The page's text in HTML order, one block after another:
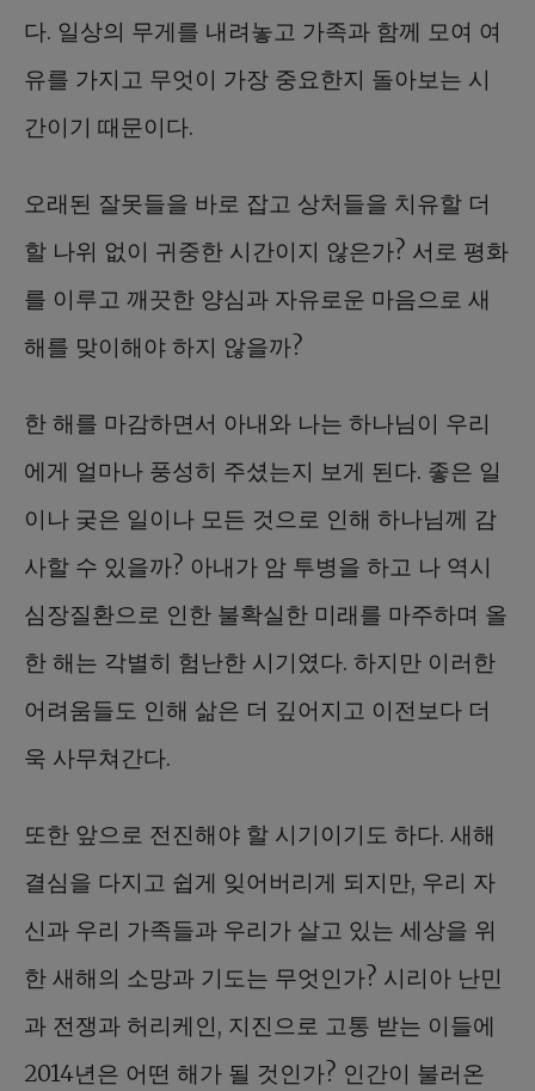
다. 일상의 무게를 내려놓고 가족과 함께 모여 여
유를 가지고 무엇이 가장 중요한지 돌아보는 시
간이기 때문이다.
오래된 잘못들을 바로 잡고 상처들을 치유할 더
할 나위 없이 귀중한 시간이지 않은가? 서로 평화
를 이루고 깨끗한 양심과 자유로운 마음으로 새
해를 맞이해야 하지 않을까?
한 해를 마감하면서 아내와 나는 하나님이 우리
에게 얼마나 풍성히 주셨는지 보게 된다. 좋은 일
이나 궂은 일이나 모든 것으로 인해 하나님께 감
사할 수 있을까? 아내가 암 투병을 하고 나 역시
심장질환으로 인한 불확실한 미래를 마주하며 올
한 해는 각별히 험난한 시기였다. 하지만 이러한
어려움들도 인해 삶은 더 깊어지고 이전보다 더
욱 사무쳐간다.
또한 앞으로 전진해야 할 시기이기도 하다. 새해
결심을 다지고 쉽게 잊어버리게 되지만, 우리 자
신과 우리 가족들과 우리가 살고 있는 세상을 위
한 새해의 소망과 기도는 무엇인가? 시리아 난민
과 전쟁과 허리케인, 지진으로 고통 받는 이들에
2014년은 어떤 해가 될 것인가? 인간이 불러온